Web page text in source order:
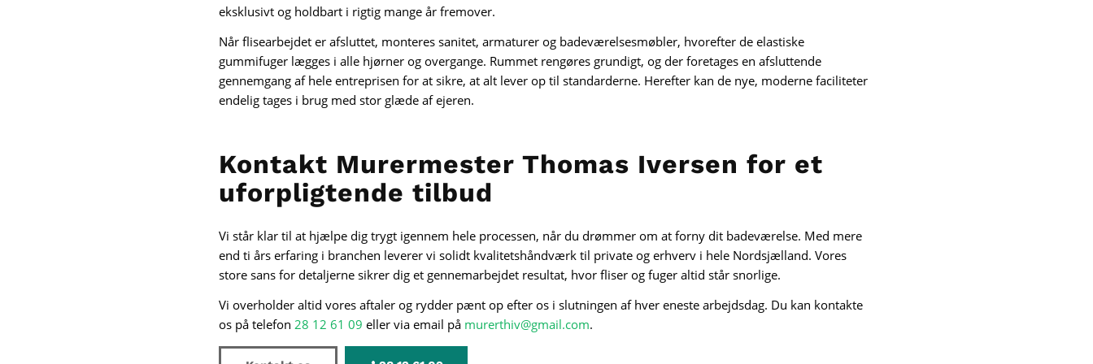
eksklusivt og holdbart i rigtig mange år fremover.
Når flisearbejdet er afsluttet, monteres sanitet, armaturer og badeværelsesmøbler, hvorefter de elastiske
gummifuger lægges i alle hjørner og overgange. Rummet rengøres grundigt, og der foretages en afsluttende
gennemgang af hele entreprisen for at sikre, at alt lever op til standarderne. Herefter kan de nye, moderne faciliteter
endelig tages i brug med stor glæde af ejeren.
Kontakt Murermester Thomas Iversen for et
uforpligtende tilbud
Vi står klar til at hjælpe dig trygt igennem hele processen, når du drømmer om at forny dit badeværelse. Med mere
end ti års erfaring i branchen leverer vi solidt kvalitetshåndværk til private og erhverv i hele Nordsjælland. Vores
store sans for detaljerne sikrer dig et gennemarbejdet resultat, hvor fliser og fuger altid står snorlige.
Vi overholder altid vores aftaler og rydder pænt op efter os i slutningen af hver eneste arbejdsdag. Du kan kontakte
os på telefon 28 12 61 09 eller via email på murerthiv@gmail.com.